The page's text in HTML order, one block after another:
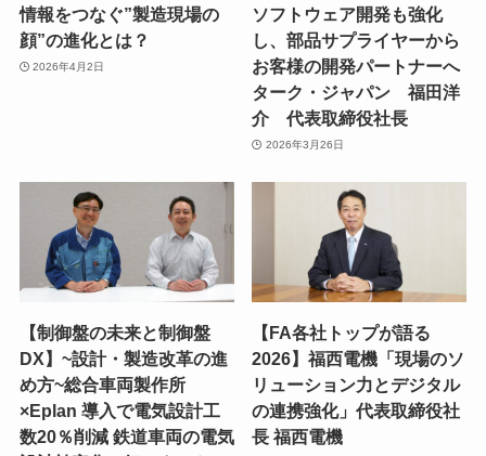
情報をつなぐ”製造現場の
顔”の進化とは？
2026年4月2日
ソフトウェア開発も強化
し、部品サプライヤーから
お客様の開発パートナーへ
ターク・ジャパン 福田洋
介 代表取締役社長
2026年3月26日
【制御盤の未来と制御盤
DX】~設計・製造改革の進
め方~総合車両製作所
×Eplan 導入で電気設計工
数20％削減 鉄道車両の電気
【FA各社トップが語る
2026】福西電機「現場のソ
リューション力とデジタル
の連携強化」代表取締役社
長 福西電機